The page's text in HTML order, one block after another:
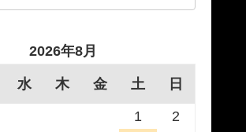
2026年8月
水 木 金 土 日
1
2